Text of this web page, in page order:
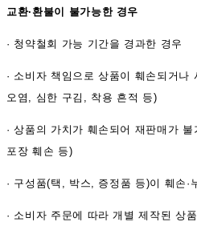
교환·환불이 불가능한 경우
· 청약철회 가능 기간을 경과한 경우
· 소비자 책임으로 상품이 훼손되거나
오염, 심한 구김, 착용 흔적 등)
·상품의 가치가 훼손되어 재판매가
포장 훼손 등)
· 구성품(택, 박스, 증정품 등)이 훼손·
· 소비자 주문에 따라 개별 제작된 상